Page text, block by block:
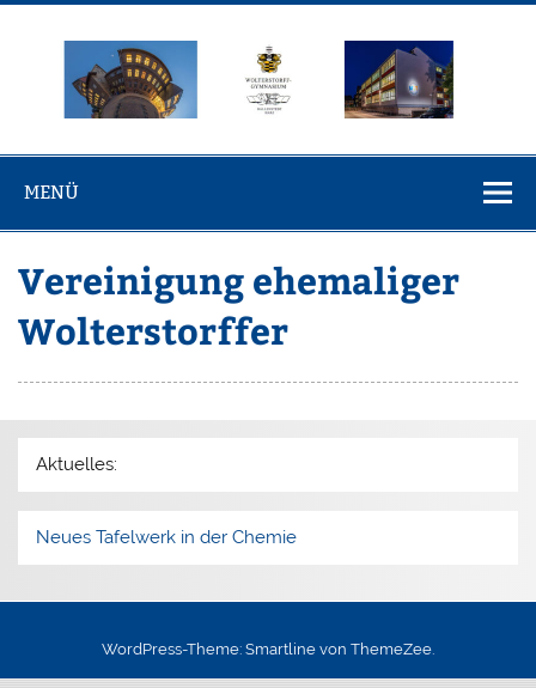
Zum
springen
Gymnasium
Ballenstedt
MENÜ
Vereinigung ehemaliger
Wolterstorffer
Aktuelles:
Neues Tafelwerk in der Chemie
WordPress-Theme: Smartline von ThemeZee.